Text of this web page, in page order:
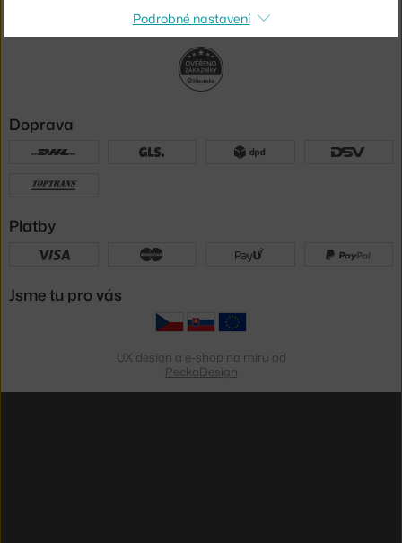
Podrobné nastavení
Sledujte nás
Doprava
Platby
Jsme tu pro vás
UX design a e-shop na míru od
PeckaDesign